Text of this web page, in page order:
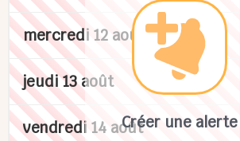
Créer une alerte
mercredi 12 août
jeudi 13 août
vendredi 14 août